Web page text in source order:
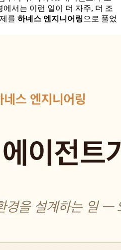
서는 이런 일이 더 자주, 더 조
를 하네스 엔지니어링으로 풀었